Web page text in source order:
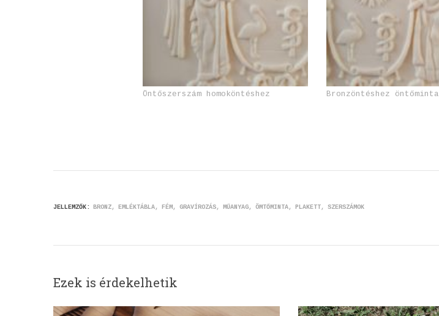
Öntőszerszám homoköntéshez Bronzöntéshez öntőminta
JELLEMZŐK: BRONZ EMLÉKTÁBLA FÉM GRAVÍROZÁS MŰANYAG ÖMTŐMINTA PLAKETT SZERSZÁMOK
Ezek is érdekelhetik